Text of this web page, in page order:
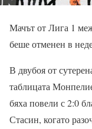
Мачът от Лига 1
беше отменен в
В двубоя от
таблицата
бяха повели с 2:0
Стасин, когато